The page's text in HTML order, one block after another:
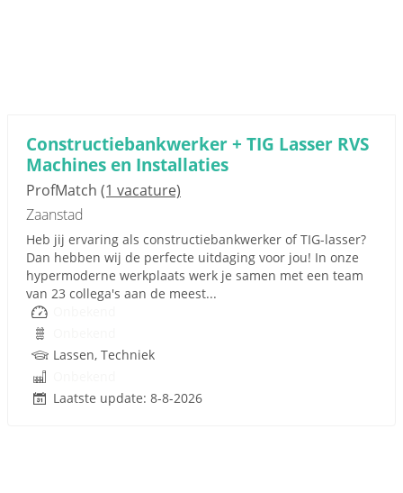
Constructiebankwerker + TIG Lasser RVS
Machines en Installaties
ProfMatch (1 vacature)
Zaanstad
Heb jij ervaring als constructiebankwerker of TIG-lasser?
Dan hebben wij de perfecte uitdaging voor jou! In onze
hypermoderne werkplaats werk je samen met een team
van 23 collega's aan de meest...
Lassen, Techniek
Laatste update: 8-8-2026